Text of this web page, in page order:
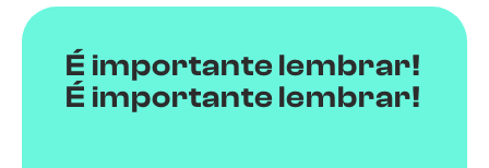
É importante lembrar!
É importante lembrar!